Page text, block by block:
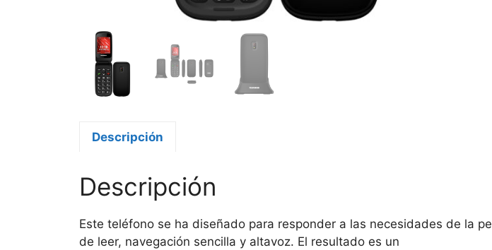
Descripción
Descripción
Este teléfono se ha diseñado para responder a las necesidades de la
de leer, navegación sencilla y altavoz. El resultado es un